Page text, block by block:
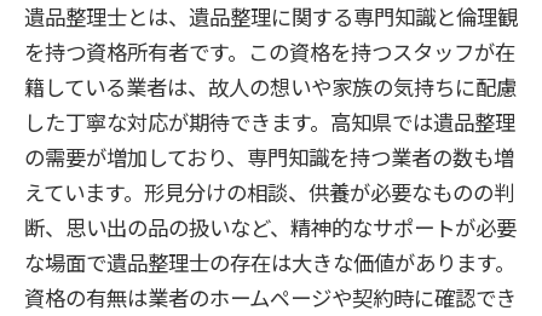
遺品整理士とは、遺品整理に関する専門知識と倫理観
を持つ資格所有者です。この資格を持つスタッフが在
籍している業者は、故人の想いや家族の気持ちに配慮
した丁寧な対応が期待できます。高知県では遺品整理
の需要が増加しており、専門知識を持つ業者の数も増
えています。形見分けの相談、供養が必要なものの判
断、思い出の品の扱いなど、精神的なサポートが必要
な場面で遺品整理士の存在は大きな価値があります。
資格の有無は業者のホームページや契約時に確認でき